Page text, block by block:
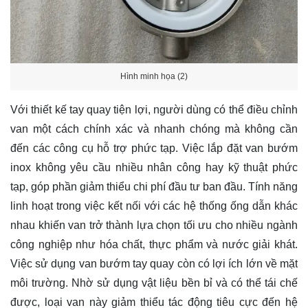
Hình minh họa (2)
Với thiết kế tay quay tiện lợi, người dùng có thể điều chỉnh
van một cách chính xác và nhanh chóng mà không cần
đến các công cụ hỗ trợ phức tạp. Việc lắp đặt van bướm
inox không yêu cầu nhiều nhân công hay kỹ thuật phức
tạp, góp phần giảm thiểu chi phí đầu tư ban đầu. Tính năng
linh hoạt trong việc kết nối với các hệ thống ống dẫn khác
nhau khiến van trở thành lựa chọn tối ưu cho nhiều ngành
công nghiệp như hóa chất, thực phẩm và nước giải khát.
Việc sử dụng van bướm tay quay còn có lợi ích lớn về mặt
môi trường. Nhờ sử dụng vật liệu bền bỉ và có thể tái chế
được, loại van này giảm thiểu tác động tiêu cực đến hệ